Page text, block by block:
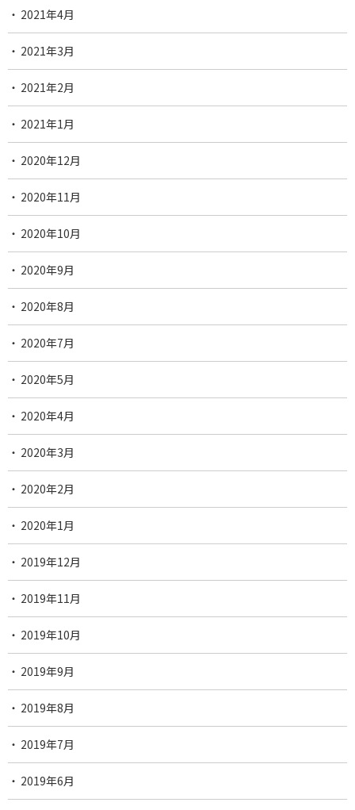
2021年4月
2021年3月
2021年2月
2021年1月
2020年12月
2020年11月
2020年10月
2020年9月
2020年8月
2020年7月
2020年5月
2020年4月
2020年3月
2020年2月
2020年1月
2019年12月
2019年11月
2019年10月
2019年9月
2019年8月
2019年7月
2019年6月